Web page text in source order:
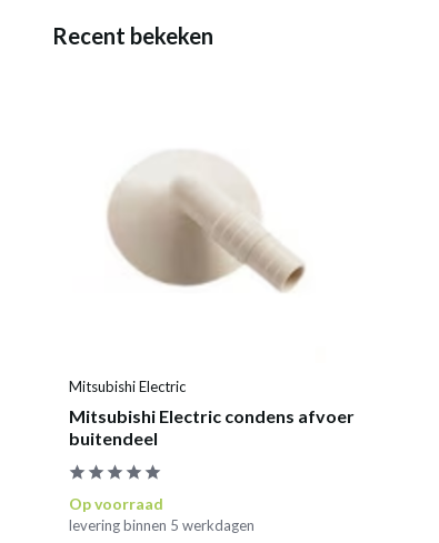
Recent bekeken
Mitsubishi Electric
Mitsubishi Electric condens afvoer
buitendeel
Op voorraad
levering binnen 5 werkdagen